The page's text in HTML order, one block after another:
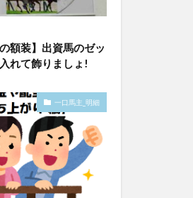
額装】出資馬のゼッ
れて飾りましょ!
一口馬主_明細